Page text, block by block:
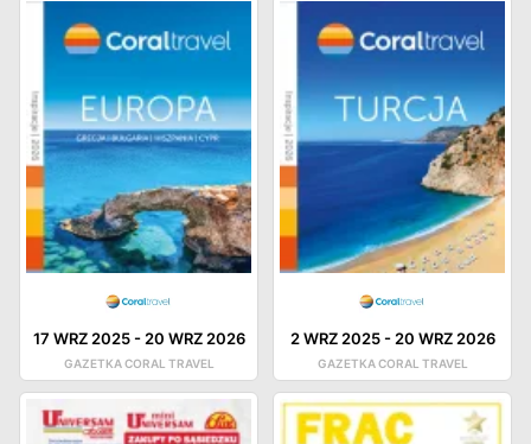
17 WRZ 2025- 20 WRZ 2026
GAZETKA CORAL TRAVEL
2 WRZ 2025- 20 WRZ 2026
GAZETKA CORAL TRAVEL